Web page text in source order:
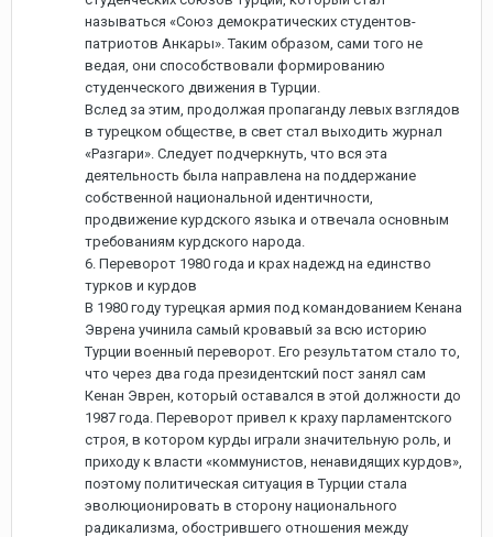
называться «Союз демократических студентов-
патриотов Анкары». Таким образом, сами того не
ведая, они способствовали формированию
студенческого движения в Турции.
Вслед за этим, продолжая пропаганду левых взглядов
в турецком обществе, в свет стал выходить журнал
«Разгари». Следует подчеркнуть, что вся эта
деятельность была направлена на поддержание
собственной национальной идентичности,
продвижение курдского языка и отвечала основным
требованиям курдского народа.
6. Переворот 1980 года и крах надежд на единство
турков и курдов
В 1980 году турецкая армия под командованием Кенана
Эврена учинила самый кровавый за всю историю
Турции военный переворот. Его результатом стало то,
что через два года президентский пост занял сам
Кенан Эврен, который оставался в этой должности до
1987 года. Переворот привел к краху парламентского
строя, в котором курды играли значительную роль, и
приходу к власти «коммунистов, ненавидящих курдов»,
поэтому политическая ситуация в Турции стала
эволюционировать в сторону национального
радикализма, обострившего отношения между